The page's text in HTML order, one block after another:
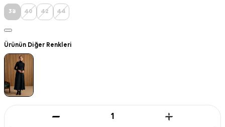
38 40 42 44
Ürünün Diğer Renkleri